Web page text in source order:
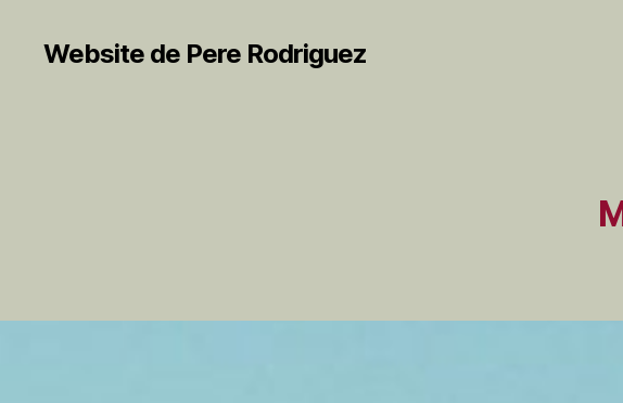
Website de Pere Rodriguez